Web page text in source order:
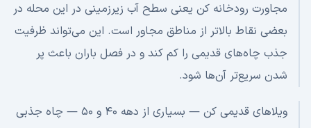
مجاورت رودخانه کن یعنی سطح آب زیرزمینی در این محله در
بعضی نقاط بالاتر از مناطق مجاور است. این می‌تواند ظرفیت
جذب چاه‌های قدیمی را کم کند و در فصل باران باعث پر
شدن سریع‌تر آن‌ها شود.
ویلاهای قدیمی کن — بسیاری از دهه ۴۰ و ۵۰ — چاه جذبی